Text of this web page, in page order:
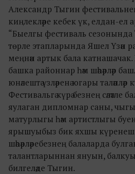
Александр Тыгин
киңлекләре кебек үк, елдан-ел
“Быелгы фестиваль
төрле этапларында Яшел Үзән
меңнән артык бала катнашачак.
башка районнар һәм шәһәрләр
юнәлештә үзләренә югары
Фестивальгә күрә безнең сәләтле
яулаган дипломнар саны,
матурлыгы һәм артистлыгы
ярышуыбыз бик яхшы
шәһәрләребезнең балаларда
талантларыннан януын,
билгеләде Тыгин.